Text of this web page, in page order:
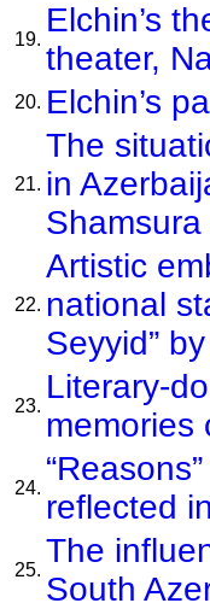
19.
Elchin’s
theater,
20. Elchin’s
21.
The
in
22.
Artistic
national
Seyyid”
23.
Literary-
memories
24.
reflected
25.
The
South